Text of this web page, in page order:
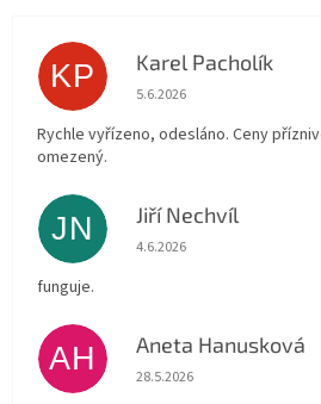
KP Karel Pacholík
Hodnocení obchodu je 4 z
5.6.2026
Rychle vyřízeno, odesláno. Ceny
omezený.
JN Jiří Nechvíl
Hodnocení obchodu je 5 z
4.6.2026
funguje.
AH Aneta Hanusková
Hodnocení obchodu je 5 z
28.5.2026